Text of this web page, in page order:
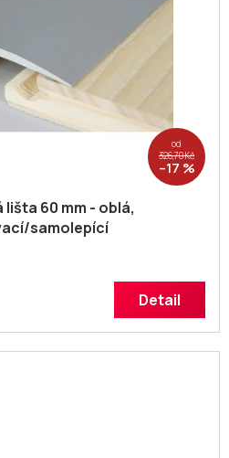
od
326,70 Kč
–17 %
60 mm - oblá,
samolepící
Detail